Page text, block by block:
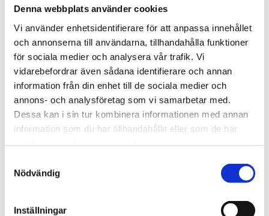
Denna webbplats använder cookies
Vi använder enhetsidentifierare för att anpassa innehållet
och annonserna till användarna, tillhandahålla funktioner
för sociala medier och analysera vår trafik. Vi
vidarebefordrar även sådana identifierare och annan
information från din enhet till de sociala medier och
annons- och analysföretag som vi samarbetar med.
Dessa kan i sin tur kombinera informationen med annan
information som du har tillhandahållit eller som de har
Nödvändig
Inställningar
när du fått punktering, en bakgavelift som
strular, en luftbälg eller kompressor, enklare
elfel, Jourreparationer lastbil eller bärgning
till verkstad. Jour0520-102 65
Hjälp vid punktering
motorvägen. Ingen trevlig upplevelse folk
Bärgaren fick ha en bil till för att spärra